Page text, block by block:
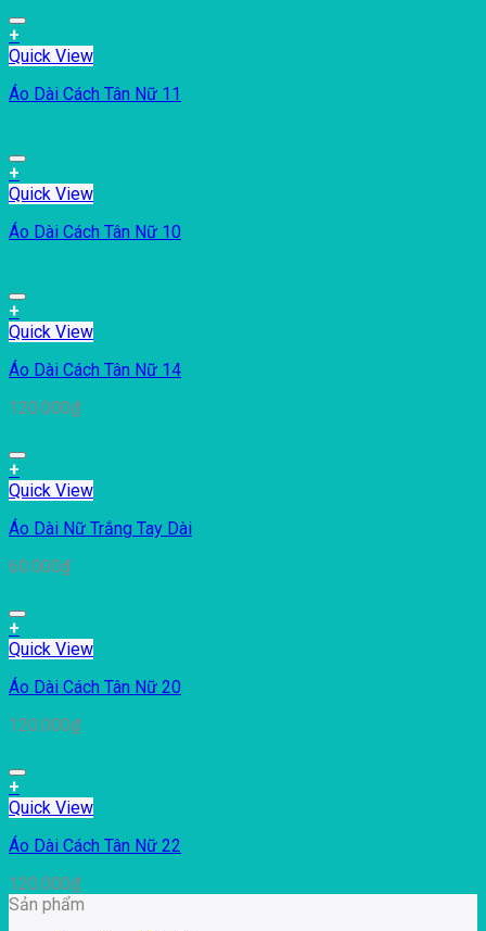
+
Quick View
Áo Dài Cách Tân Nữ 11
+
Quick View
Áo Dài Cách Tân Nữ 10
+
Quick View
Áo Dài Cách Tân Nữ 14
120.000₫
+
Quick View
Áo Dài Nữ Trắng Tay Dài
60.000₫
+
Quick View
Áo Dài Cách Tân Nữ 20
120.000₫
+
Quick View
Áo Dài Cách Tân Nữ 22
120.000₫
Sản phẩm